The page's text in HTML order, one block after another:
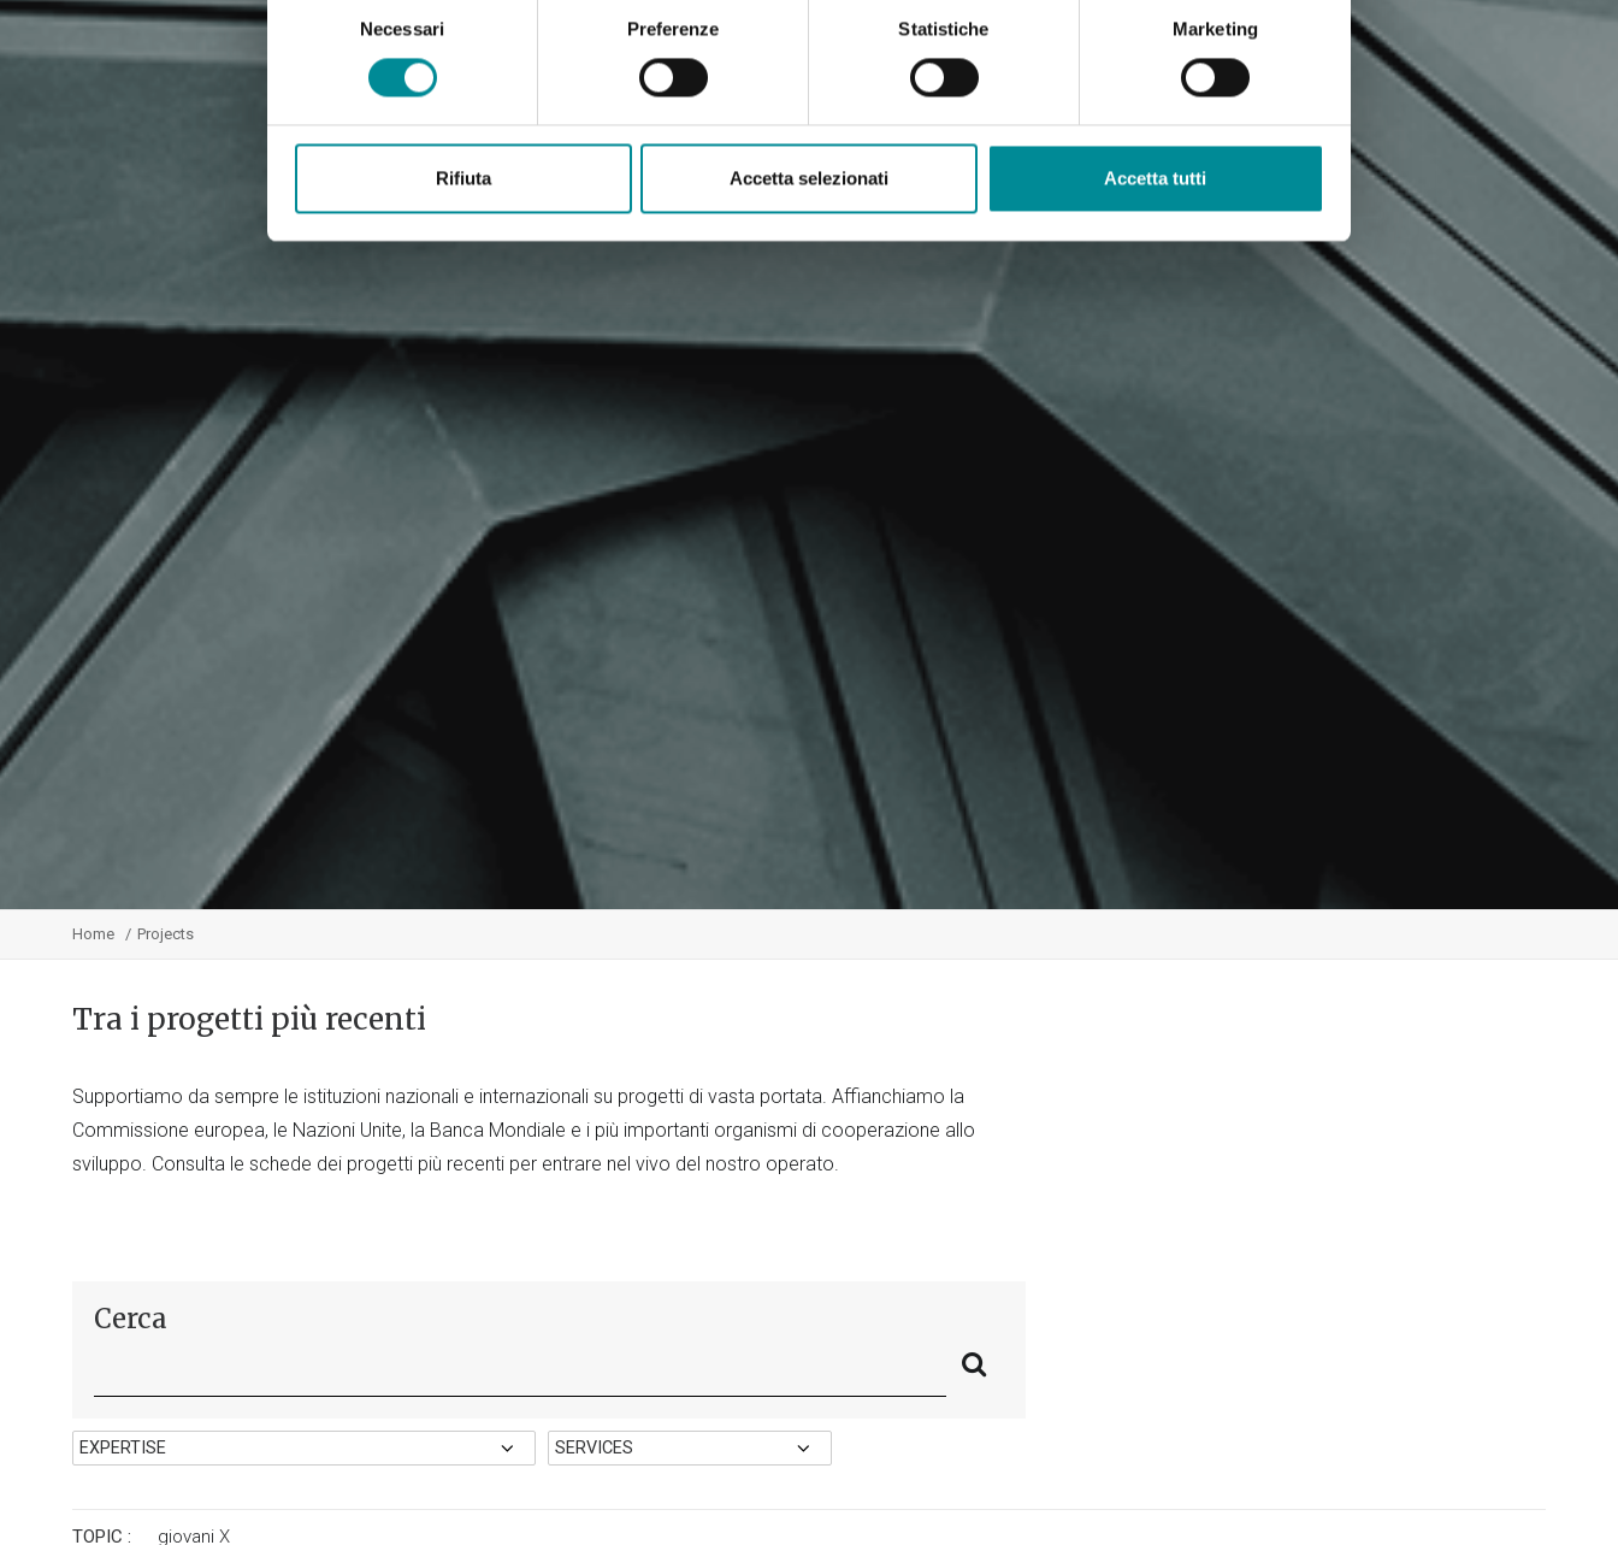
del
Necessari Preferenze Statistiche Marketing
Rifiuta Accetta selezionati Accetta tutti
Home Projects
Tra i progetti più recenti
Supportiamo da sempre le istituzioni nazionali e internazionali su progetti di vasta portata. Affianchiamo la
Commissione europea, le Nazioni Unite, la Banca Mondiale e i più importanti organismi di cooperazione allo
sviluppo. Consulta le schede dei progetti più recenti per entrare nel vivo del nostro operato.
Cerca
TOPIC : giovani X